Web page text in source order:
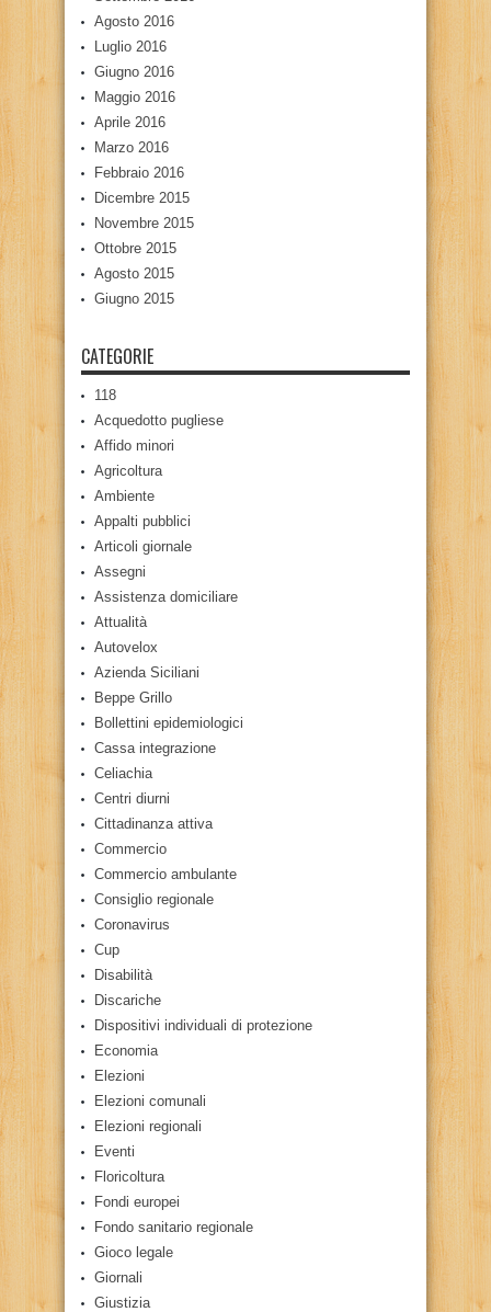
Agosto 2016
Luglio 2016
Giugno 2016
Maggio 2016
Aprile 2016
Marzo 2016
Febbraio 2016
Dicembre 2015
Novembre 2015
Ottobre 2015
Agosto 2015
Giugno 2015
CATEGORIE
118
Acquedotto pugliese
Affido minori
Agricoltura
Ambiente
Appalti pubblici
Articoli giornale
Assegni
Assistenza domiciliare
Attualità
Autovelox
Azienda Siciliani
Beppe Grillo
Bollettini epidemiologici
Cassa integrazione
Celiachia
Centri diurni
Cittadinanza attiva
Commercio
Commercio ambulante
Consiglio regionale
Coronavirus
Cup
Disabilità
Discariche
Dispositivi individuali di protezione
Economia
Elezioni
Elezioni comunali
Elezioni regionali
Eventi
Floricoltura
Fondi europei
Fondo sanitario regionale
Gioco legale
Giornali
Giustizia